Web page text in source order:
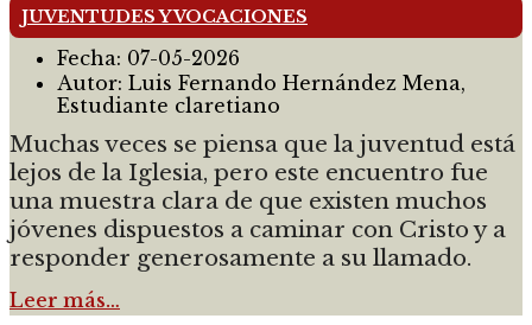
JUVENTUDES Y VOCACIONES
Fecha: 07-05-2026
Autor: Luis Fernando Hernández Mena,
Estudiante claretiano
Muchas veces se piensa que la juventud está
lejos de la Iglesia, pero este encuentro fue
una muestra clara de que existen muchos
jóvenes dispuestos a caminar con Cristo y a
responder generosamente a su llamado.
Leer más…